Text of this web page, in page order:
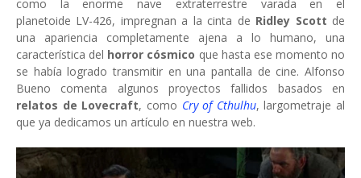
como la enorme nave extraterrestre varada en el
planetoide LV-426, impregnan a la cinta de Ridley Scott de
una apariencia completamente ajena a lo humano, una
característica del horror cósmico que hasta ese momento no
se había logrado transmitir en una pantalla de cine. Alfonso
Bueno comenta algunos proyectos fallidos basados en
relatos de Lovecraft, como Cry of Cthulhu, largometraje al
que ya dedicamos un artículo en nuestra web.